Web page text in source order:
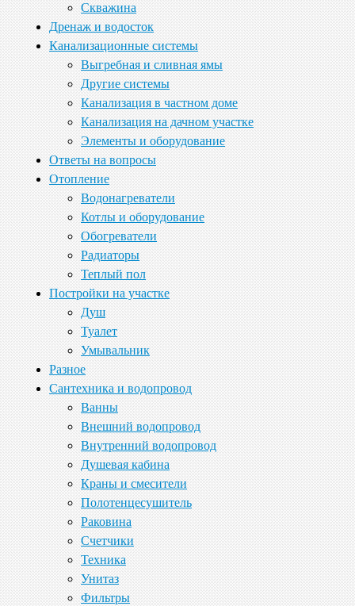
Скважина
Дренаж и водосток
Канализационные системы
Выгребная и сливная ямы
Другие системы
Канализация в частном доме
Канализация на дачном участке
Элементы и оборудование
Ответы на вопросы
Отопление
Водонагреватели
Котлы и оборудование
Обогреватели
Радиаторы
Теплый пол
Постройки на участке
Душ
Туалет
Умывальник
Разное
Сантехника и водопровод
Ванны
Внешний водопровод
Внутренний водопровод
Душевая кабина
Краны и смесители
Полотенцесушитель
Раковина
Счетчики
Техника
Унитаз
Фильтры